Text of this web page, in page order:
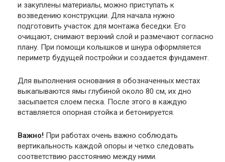
и закуплены материалы, можно приступать к
возведению конструкции. Для начала нужно
подготовить участок для монтажа беседки. Его
очищают, снимают верхний слой и размечают согласно
плану. При помощи колышков и шнура оформляется
периметр будущей постройки и создается фундамент.
Для выполнения основания в обозначенных местах
выкапываются ямы глубиной около 80 см, их дно
засыпается слоем песка. После этого в каждую
вставляется опорная стойка и бетонируется.
Важно! При работах очень важно соблюдать
вертикальность каждой опоры и четко следовать
соответствию расстоянию между ними.